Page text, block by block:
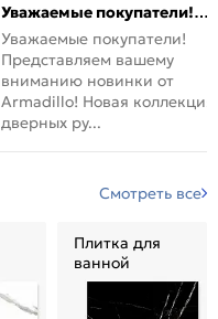
Уважаемые покупатели!
Представляем вашему
вниманию новинки от
Armadillo!
Уважаемые покупатели!
Представляем вашему
вниманию новинки от
Armadillo! Новая коллекция
дверных ру...
Смотреть все
Плитка для
ванной